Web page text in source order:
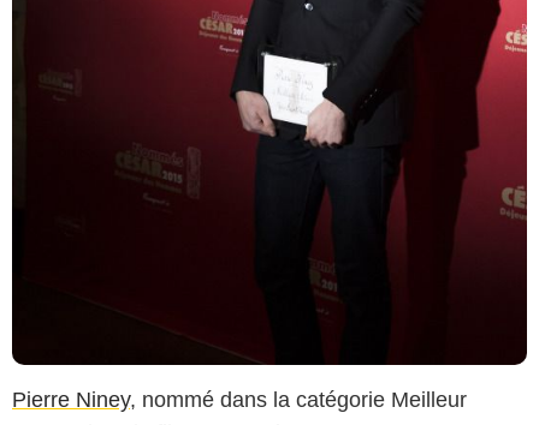
Pierre Niney, nommé dans la catégorie Meilleur